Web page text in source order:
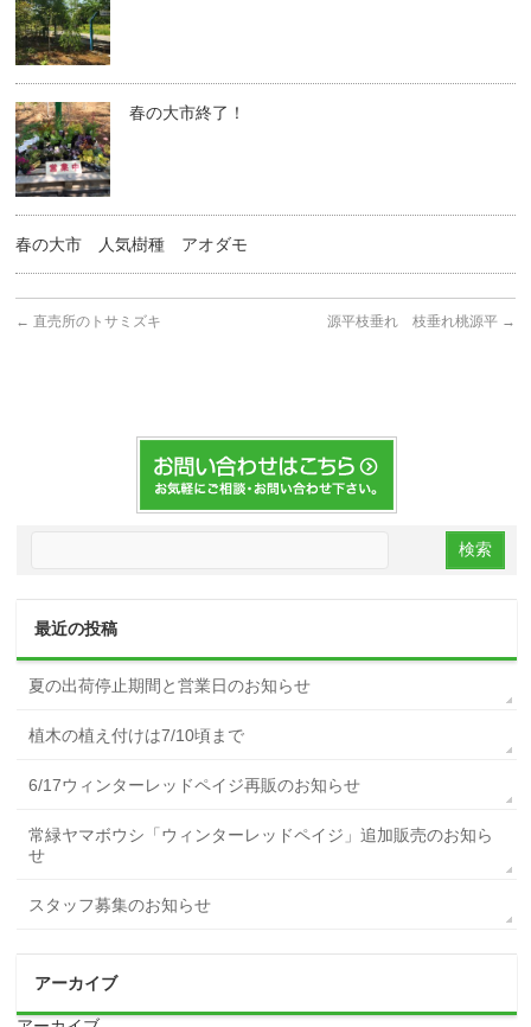
春の大市終了！
春の大市 人気樹種 アオダモ
← 直売所のトサミズキ 源平枝垂れ 枝垂れ桃源平 →
最近の投稿
夏の出荷停止期間と営業日のお知らせ
植木の植え付けは7/10頃まで
6/17ウィンターレッドペイジ再販のお知らせ
常緑ヤマボウシ「ウィンターレッドペイジ」追加販売のお知ら
せ
スタッフ募集のお知らせ
アーカイブ